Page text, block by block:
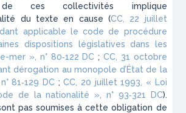
de ces collectivités implique
du texte en cause (CC, 22 juillet
applicable le code de procédure
dispositions législatives dans les
mer » , n° 80‑122 DC ;CC, 31 octobre
dérogation au monopole d’État de la
, n° 81‑129 DC ;CC, 20 juillet 1993, « Loi
de la nationalité » , n° 93‑321 DC).
pas soumises à cette obligation de